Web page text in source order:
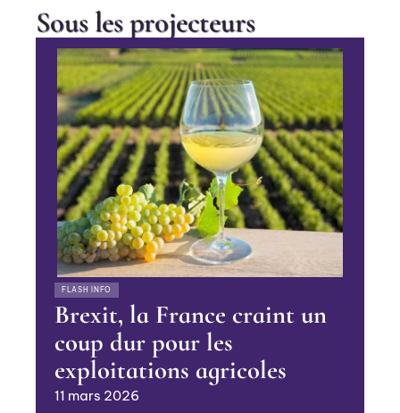
Sous les projecteurs
FLASH INFO
Brexit, la France craint un
coup dur pour les
exploitations agricoles
11 mars 2026